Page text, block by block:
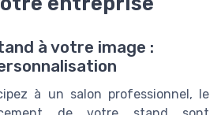
à votre image :
à un salon professionnel, le